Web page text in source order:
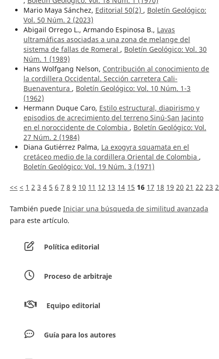
Mario Maya Sánchez, Editorial 50(2) , Boletín Geológico:
Vol. 50 Núm. 2 (2023)
Abigail Orrego L., Armando Espinosa B., Lavas
ultramáficas asociadas a una zona de melange del
sistema de fallas de Romeral , Boletín Geológico: Vol. 30
Núm. 1 (1989)
Hans Wolfgang Nelson, Contribución al conocimiento de
la cordillera Occidental. Sección carretera Cali-
Buenaventura , Boletín Geológico: Vol. 10 Núm. 1-3
(1962)
Hermann Duque Caro, Estilo estructural, diapirismo y
episodios de acrecimiento del terreno Sinú-San Jacinto
en el noroccidente de Colombia , Boletín Geológico: Vol.
27 Núm. 2 (1984)
Diana Gutiérrez Palma, La exogyra squamata en el
cretáceo medio de la cordillera Oriental de Colombia ,
Boletín Geológico: Vol. 19 Núm. 3 (1971)
<< < 1 2 3 4 5 6 7 8 9 10 11 12 13 14 15 16 17 18 19 20 21 22 23
También puede Iniciar una búsqueda de similitud avanzada
para este artículo.
Política editorial
Proceso de arbitraje
Equipo editorial
Guía para los autores